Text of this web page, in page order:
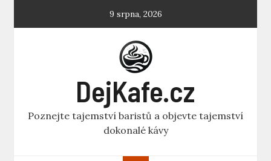
9 srpna, 2026
DejKafe.cz
Poznejte tajemství baristů a objevte tajemství
dokonalé kávy